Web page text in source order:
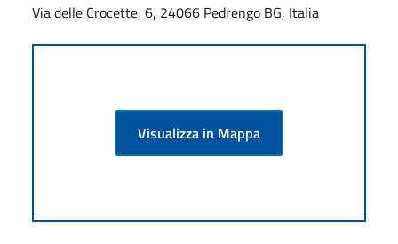
Via delle Crocette, 6, 24066 Pedrengo BG, Italia
Visualizza in Mappa